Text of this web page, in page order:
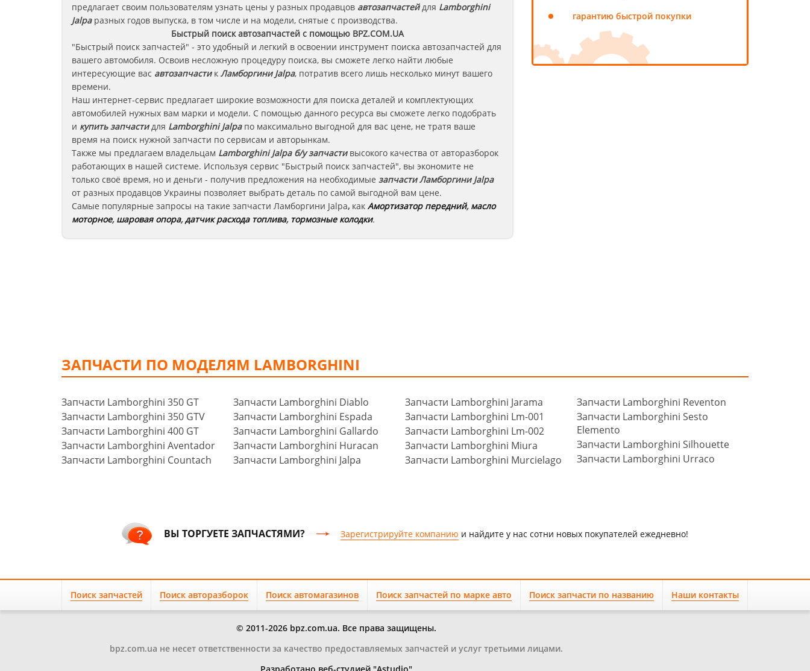
предлагает своим пользователям узнать цены у разных продавцов автозапчастейдля Lamborghini
Jalpaразных годов выпуска, в том числе и на модели, снятые с производства.
Быстрый поиск автозапчастей с помощью BPZ.COM.UA
"Быстрый поиск запчастей" - это удобный и легкий в освоении инструмент поиска автозапчастей для
вашего автомобиля. Освоив несложную процедуру поиска, вы сможете легко найти любые
интересующие вас автозапчастик Ламборгини Jalpa, потратив всего лишь несколько минут вашего
времени.
Наш интернет-сервис предлагает широкие возможности для поиска деталей и комплектующих
автомобилей нужных вам марки и модели. С помощью данного ресурса вы сможете легко подобрать
и купить запчастидля Lamborghini Jalpaпо максимально выгодной для вас цене, не тратя ваше
время на поиск нужной запчасти по сервисам и авторынкам.
Также мы предлагаем владельцам Lamborghini Jalpaб/у запчастивысокого качества от авторазборок
работающих в нашей системе. Используя сервис "Быстрый поиск запчастей", вы экономите не
только своё время, но и деньги - получив предложения на необходимые запчастиЛамборгини Jalpa
от разных продавцов Украины позволяет выбрать деталь по самой выгодной вам цене.
Самые популярные запросы на такие запчасти Ламборгини Jalpa, как Амортизатор передний, масло
моторное, шаровая опора,датчик расхода топлива, тормозные колодки.
гарантию быстрой покупки
ЗАПЧАСТИ ПО МОДЕЛЯМ LAMBORGHINI
Запчасти Lamborghini 350 GT
Запчасти Lamborghini 350 GTV
Запчасти Lamborghini 400 GT
Запчасти Lamborghini Aventador
Запчасти Lamborghini Countach
Запчасти Lamborghini Diablo
Запчасти Lamborghini Espada
Запчасти Lamborghini Gallardo
Запчасти Lamborghini Huracan
Запчасти Lamborghini Jalpa
Запчасти Lamborghini Jarama
Запчасти Lamborghini Lm-001
Запчасти Lamborghini Lm-002
Запчасти Lamborghini Miura
Запчасти Lamborghini Murcielago
Запчасти Lamborghini Reventon
Запчасти Lamborghini Sesto
Elemento
Запчасти Lamborghini Silhouette
Запчасти Lamborghini Urraco
ВЫ ТОРГУЕТЕ ЗАПЧАСТЯМИ? Зарегистрируйте компанию и найдите у нас сотни новых покупателей ежедневно!
Поиск запчастей Поиск авторазборок Поиск автомагазинов Поиск запчастей по марке авто Поиск запчасти по названию Наши контакты
© 2011-2026 bpz.com.ua. Все права защищены.
bpz.com.ua не несет ответственности за качество предоставляемых запчастей и услуг третьими лицами.